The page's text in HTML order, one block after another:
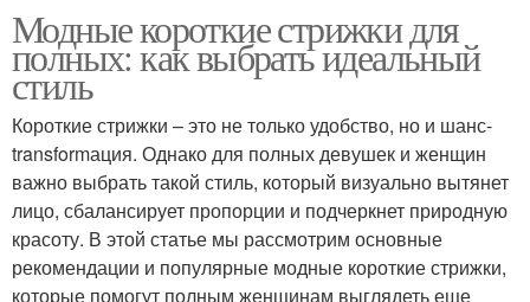
Модные короткие стрижки для
полных: как выбрать идеальный
стиль
Короткие стрижки – это не только удобство, но и шанс-
transformация. Однако для полных девушек и женщин
важно выбрать такой стиль, который визуально вытянет
лицо, сбалансирует пропорции и подчеркнет природную
красоту. В этой статье мы рассмотрим основные
рекомендации и популярные модные короткие стрижки,
которые помогут полным женщинам выглядеть еще